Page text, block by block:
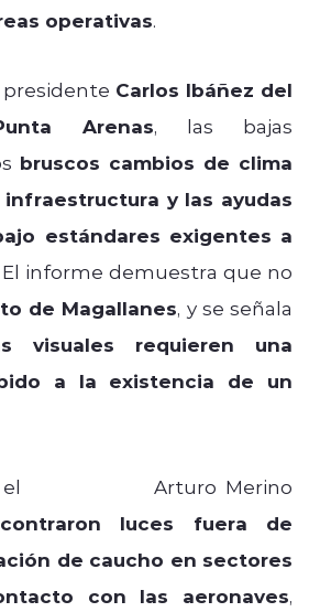
operativas.
Carlos Ibáñez del
Arenas, las bajas
bruscos cambios de clima
y las ayudas
estándares exigentes a
El informe demuestra que no
de Magallanes, y se señala
visuales requieren una
a la existencia de un
Arturo Merino
luces fuera de
de caucho en sectores
con las aeronaves,